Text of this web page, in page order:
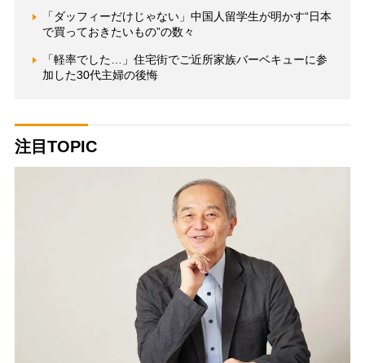
「ダッフィーだけじゃない」中国人留学生が明かす“日本
で買っておきたいもの”の数々
「軽率でした…」住宅街でご近所家族バーベキューに参
加した30代主婦の後悔
注目TOPIC